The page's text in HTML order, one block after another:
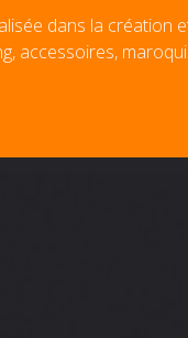
dans la
accessoires,